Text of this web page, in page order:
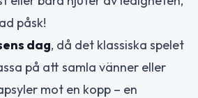
påsk!
dag, då det klassiska spelet
på att samla vänner eller
mot en kopp – en